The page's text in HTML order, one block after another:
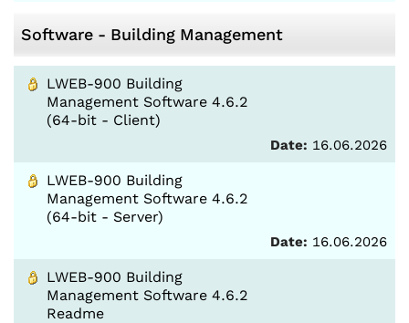
Software - Building Management
LWEB-900 Building
Management Software 4.6.2
(64-bit - Client)
Date: 16.06.2026
LWEB-900 Building
Management Software 4.6.2
(64-bit - Server)
Date: 16.06.2026
LWEB-900 Building
Management Software 4.6.2
Readme